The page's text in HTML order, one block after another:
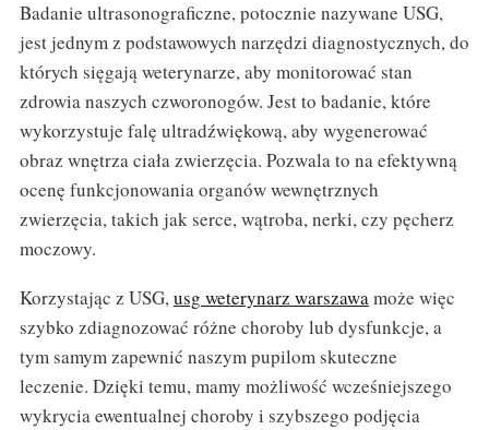
Badanie ultrasonograficzne, potocznie nazywane USG,
jest jednym z podstawowych narzędzi diagnostycznych, do
których sięgają weterynarze, aby monitorować stan
zdrowia naszych czworonogów. Jest to badanie, które
wykorzystuje falę ultradźwiękową, aby wygenerować
obraz wnętrza ciała zwierzęcia. Pozwala to na efektywną
ocenę funkcjonowania organów wewnętrznych
zwierzęcia, takich jak serce, wątroba, nerki, czy pęcherz
moczowy.
Korzystając z USG,usg weterynarz warszawamoże więc
szybko zdiagnozować różne choroby lub dysfunkcje, a
tym samym zapewnić naszym pupilom skuteczne
leczenie. Dzięki temu, mamy możliwość wcześniejszego
wykrycia ewentualnej choroby i szybszego podjęcia